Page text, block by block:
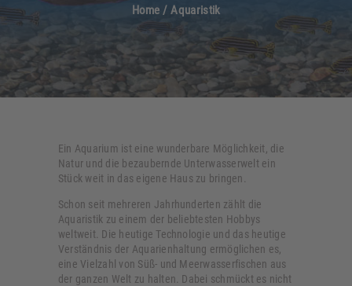
Home Aquaristik
GALERIE
REFERENZEN
KONTAKT
FREIE STELLEN
Ein Aquarium ist eine wunderbare Möglichkeit, die
Natur und die bezaubernde Unterwasserwelt ein
Stück weit in das eigene Haus zu bringen.
Schon seit mehreren Jahrhunderten zählt die
Aquaristik zu einem der beliebtesten Hobbys
weltweit. Die heutige Technologie und das heutige
Verständnis der Aquarienhaltung ermöglichen es,
eine Vielzahl von Süß- und Meerwasserfischen aus
der ganzen Welt zu halten. Dabei schmückt es nicht